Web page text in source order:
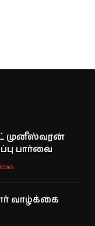
முனீஸ்வரன்
பார்வை
வாழ்க்கை